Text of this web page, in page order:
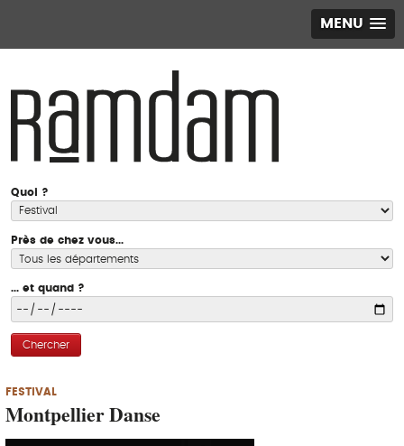
MENU
Quoi ?
Près de chez vous...
... et quand ?
Chercher
FESTIVAL
Montpellier Danse